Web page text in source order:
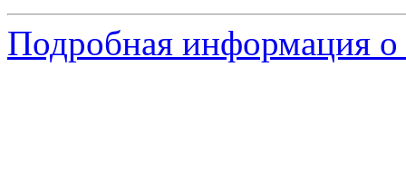
Подробная информация